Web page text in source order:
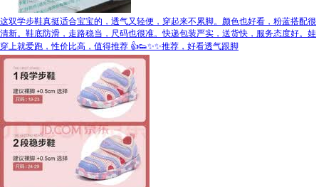
这双学步鞋真挺适合宝宝的，透气又轻便，穿起来不累脚。颜色也好看，粉蓝搭配很
清新。鞋底防滑，走路稳当，尺码也很准。快递包装严实，送货快，服务态度好。娃
穿上就爱跑，性价比高，值得推荐 👍👟✨✨推荐，好看透气跟脚